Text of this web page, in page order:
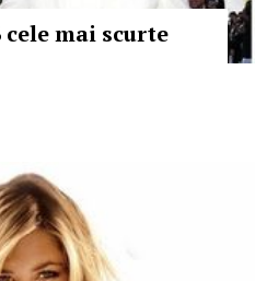
mai scurte